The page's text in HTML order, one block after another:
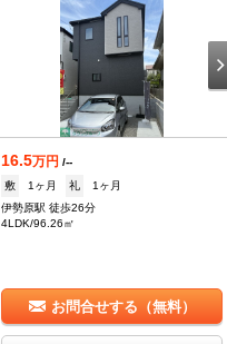
16.5万円 /--
敷
1ヶ月 礼
1ヶ月
伊勢原駅 徒歩26分
4LDK/96.26㎡
お問合せする（無料）